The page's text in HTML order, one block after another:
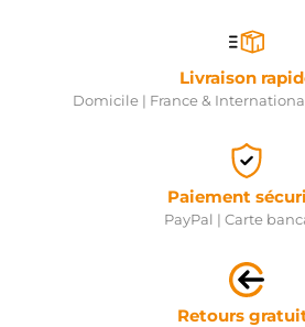
Livraison
Domicile | France &
Paiement
PayPal | Carte
Retours